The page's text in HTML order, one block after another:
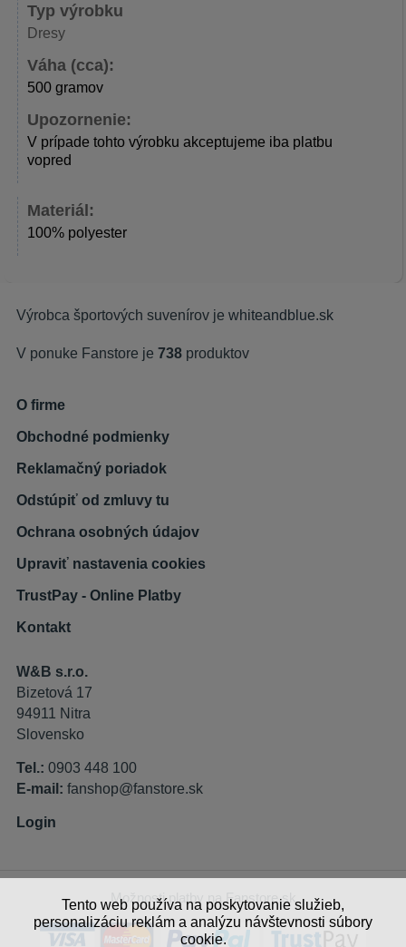
Tento web používa na poskytovanie služieb,
personalizáciu reklám a analýzu návštevnosti súbory
cookie.
Typ výrobku
Dresy
Váha (cca):
500 gramov
Upozornenie:
V prípade tohto výrobku akceptujeme iba platbu
vopred
Materiál:
100% polyester
Výrobca športových suvenírov je whiteandblue.sk
V ponuke Fanstore je 738 produktov
O firme
Obchodné podmienky
Reklamačný poriadok
Odstúpiť od zmluvy tu
Ochrana osobných údajov
Upraviť nastavenia cookies
TrustPay - Online Platby
Kontakt
W&B s.r.o.
Bizetová 17
94911 Nitra
Slovensko
Tel.: 0903 448 100
E-mail: fanshop@fanstore.sk
Login
Možnosti platby na Fanstore.sk